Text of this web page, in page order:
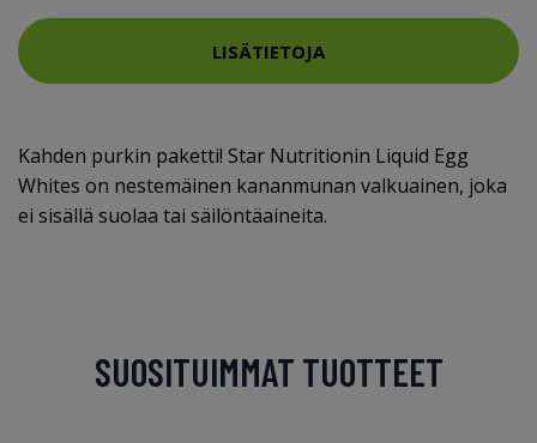
LISÄTIETOJA
Kahden purkin paketti! Star Nutritionin Liquid Egg
Whites on nestemäinen kananmunan valkuainen, joka
ei sisällä suolaa tai säilöntäaineita.
SUOSITUIMMAT TUOTTEET